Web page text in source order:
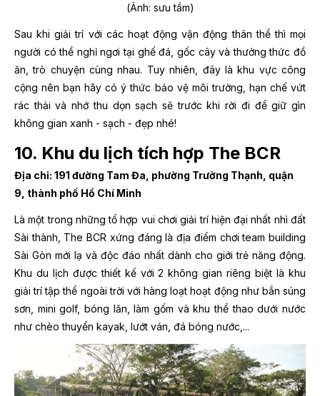
(Ảnh: sưu tầm)
Sau khi giải trí với các hoạt động vận động thân thể thì mọi
người có thể nghỉ ngơi tại ghế đá, gốc cây và thưởng thức đồ
ăn, trò chuyện cùng nhau. Tuy nhiên, đây là khu vực công
cộng nên bạn hãy có ý thức bảo vệ môi trường, hạn chế vứt
rác thải và nhớ thu dọn sạch sẽ trước khi rời đi để giữ gìn
không gian xanh - sạch - đẹp nhé!
10. Khu du lịch tích hợp The BCR
Địa chỉ: 191 đường Tam Đa, phường Trường Thạnh, quận
9, thành phố Hồ Chí Minh
Là một trong những tổ hợp vui chơi giải trí hiện đại nhất nhì đất
Sài thành, The BCR xứng đáng là địa điểm chơi team building
Sài Gòn mới lạ và độc đáo nhất dành cho giới trẻ năng động.
Khu du lịch được thiết kế với 2 không gian riêng biệt là khu
giải trí tập thể ngoài trời với hàng loạt hoạt động như bắn súng
sơn, mini golf, bóng lăn, làm gốm và khu thể thao dưới nước
như chèo thuyền kayak, lướt ván, đá bóng nước,...